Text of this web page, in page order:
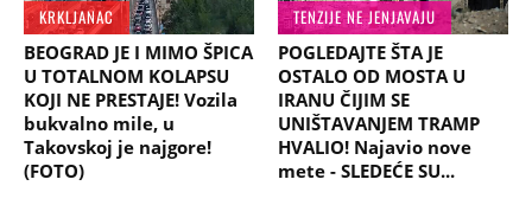
KRKLJANAC
BEOGRAD JE I MIMO ŠPICA
U TOTALNOM KOLAPSU
KOJI NE PRESTAJE! Vozila
bukvalno mile, u
Takovskoj je najgore!
(FOTO)
TENZIJE NE JENJAVAJU
POGLEDAJTE ŠTA JE
OSTALO OD MOSTA U
IRANU ČIJIM SE
UNIŠTAVANJEM TRAMP
HVALIO! Najavio nove
mete - SLEDEĆE SU...